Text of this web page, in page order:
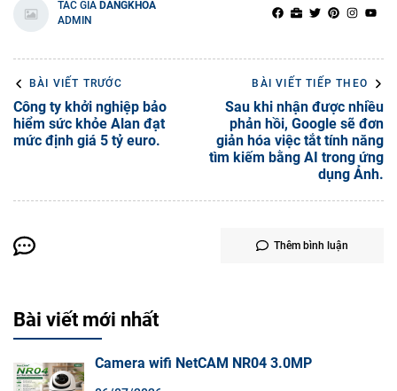
TÁC GIẢ DANGKHOA
ADMIN
BÀI VIẾT TRƯỚC
Công ty khởi nghiệp bảo
hiểm sức khỏe Alan đạt
mức định giá 5 tỷ euro.
BÀI VIẾT TIẾP THEO
Sau khi nhận được nhiều
phản hồi, Google sẽ đơn
giản hóa việc tắt tính năng
tìm kiếm bằng AI trong ứng
dụng Ảnh.
Thêm bình luận
Bài viết mới nhất
Camera wifi NetCAM NR04 3.0MP